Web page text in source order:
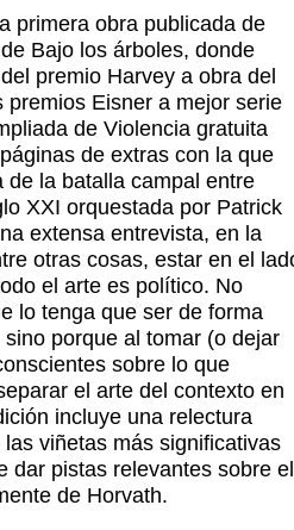
primera obra publicada de
Bajo los árboles, donde
premio Harvey a obra del
premios Eisner a mejor serie
de Violencia gratuita
de extras con la que
de la batalla campal entre
XXI orquestada por Patrick
extensa entrevista, en la
otras cosas, estar en el
el arte es político. No
lo tenga que ser de forma
porque al tomar (o dejar
sobre lo que
el arte del contexto en
incluye una relectura
viñetas más significativas
dar pistas relevantes sobre el
de Horvath.